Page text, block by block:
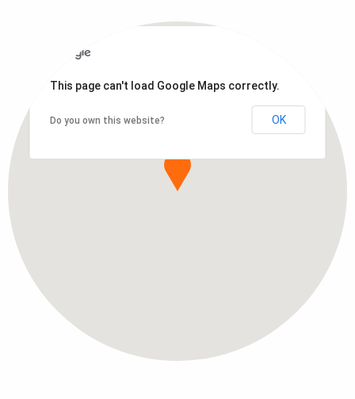
This page can't load Google Maps correctly.
Do you own this website? OK